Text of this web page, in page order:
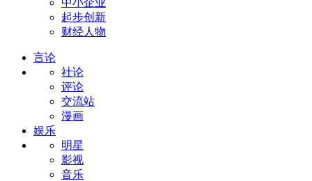
中小企业
起步创新
财经人物
言论
社论
评论
交流站
漫画
娱乐
明星
影视
音乐